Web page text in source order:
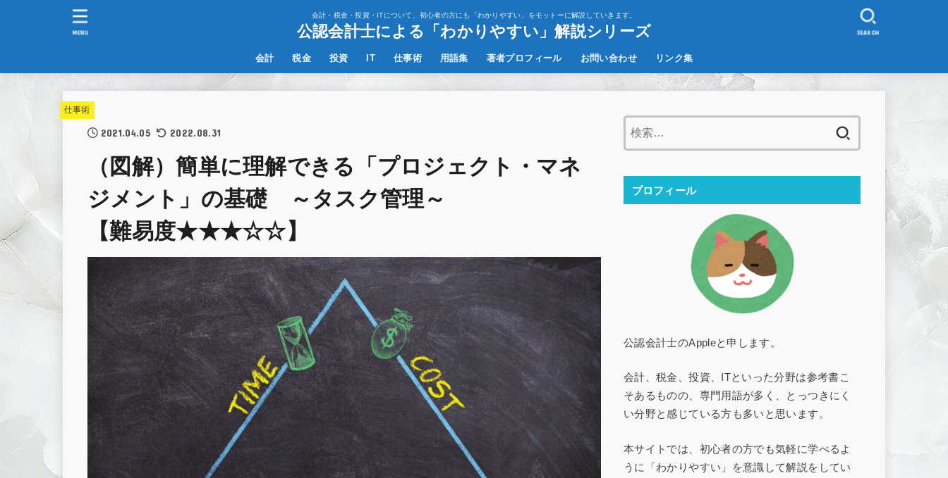
会計・税金・投資・ITについて、初心者の方にも「わかりやすい」をモットーに解説していきます。
公認会計士による「わかりやすい」解説シリーズ
会計
IFRS
その他
税金 投資 IT 仕事術 用語集 著者プロフィール お問い合わせ リンク集
SEARCH
MENU
仕事術
2021.04.05 2022.08.31
（図解）簡単に理解できる「プロジェクト・マネ
ジメント」の基礎 ～タスク管理～
【難易度★★★☆☆】
プロフィール
公認会計士のAppleと申します。
会計、税金、投資、ITといった分野は参考書こ
そあるものの、専門用語が多く、とっつきにく
い分野と感じている方も多いと思います。
本サイトでは、初心者の方でも気軽に学べるよ
うに「わかりやすい」を意識して解説をしてい